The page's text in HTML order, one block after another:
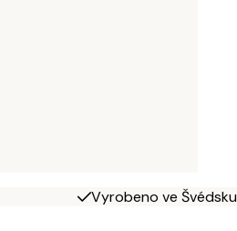
Vyrobeno ve Švédsku